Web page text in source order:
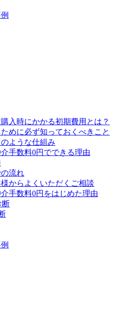
入時にかかる初期費用とは？
めに必ず知っておくべきこと
ような仕組み
手数料0円でできる理由
流れ
からよくいただくご相談
手数料0円をはじめた理由
断